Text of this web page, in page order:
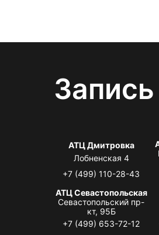
АТЦ Дмитровка
Лобненская 4
+7 (499) 110-28-43
АТЦ Севастопольская
Севастопольский пр-
кт, 95Б
+7 (499) 653-72-12